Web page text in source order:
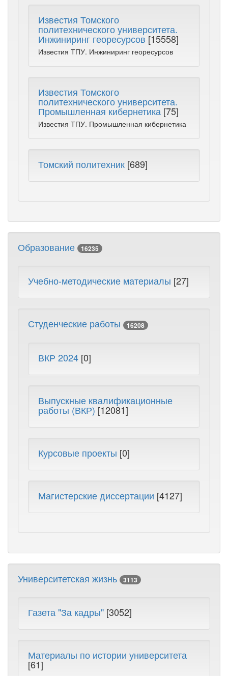
Известия Томского
политехнического университета.
Инжиниринг георесурсов [15558]
Известия ТПУ. Инжиниринг георесурсов
Известия Томского
политехнического университета.
Промышленная кибернетика [75]
Известия ТПУ. Промышленная кибернетика
Томский политехник [689]
Образование 16235
Учебно-методические материалы [27]
Студенческие работы 16208
ВКР 2024 [0]
Выпускные квалификационные
работы (ВКР) [12081]
Курсовые проекты [0]
Магистерские диссертации [4127]
Университетская жизнь 3113
Газета "За кадры" [3052]
Материалы по истории университета
[61]